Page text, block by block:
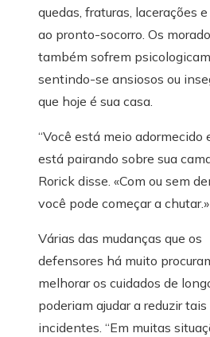
quedas, fraturas, lacerações
ao pronto-socorro. Os
também sofrem
sentindo-se ansiosos ou
que hoje é sua casa.
“Você está meio adormecido
está pairando sobre sua
Rorick disse. «Com ou sem
você pode começar a chutar.»
Várias das mudanças que os
defensores há muito
melhorar os cuidados de
poderiam ajudar a reduzir tais
incidentes. “Em muitas